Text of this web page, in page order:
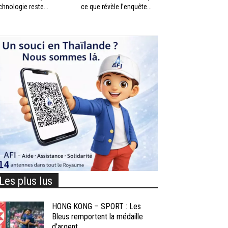
reste...
ce que révèle l’enquête...
plus lus
HONG KONG – SPORT : Les
Bleus remportent la médaille